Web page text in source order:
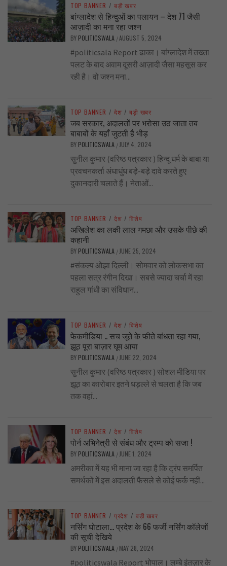
TOP BANNER / बड़ी खबर
बांग्लादेश से हिन्दुओं का पलायन – देश 71 जैसी
आज़ादी का मना रहा जश्न
BY POLITICSWALA /AUGUST 5, 2024
#politicsala Report ढाका। बांग्लादेश में तख्ता
पलट के बाद अवाम दूसरी आज़ादी जैसा महसूस कर
रही है। वो जश्न मना...
TOP BANNER / देश / बड़ी खबर
जब सरकार, अदालतों पर भरोसा उठ जाता तब
बाबाबों के यहाँ जुटती है भीड़
BY POLITICSWALA / JULY 4, 2024
सुनील कुमार (वरिष्ठ पत्रकार ) हिन्दू धर्म के बाबा या
प्रवचनकर्ता अंधाधुंध बड़े-बड़े दावे करते हुए
दुकानदारी चलाते हैं। नेताओं...
TOP BANNER / देश / विशेष
अखिलेश का लकी लाल गमछा और उसके पीछे की
कहानी
BY POLITICSWALA / JUNE 25, 2024
#संकल्प ओझा दिल्ली। सोमवार को लोकसभा का
पहला सत्र रंगीन दिखा। सबसे ज्यादा चर्चा में रहा
राहुल गांधी का संविधान...
TOP BANNER / देश / विशेष
फेकमीडिया .. सच जूते के फीते बांधता रहा गया,
झूठ पूरा बाज़ार घूम आया
BY POLITICSWALA / JUNE 22, 2024
सुनील कुमार (वरिष्ठ पत्रकार ) सोशल मीडिया पर
झूठ का कारोबार इतने धड़ल्ले से चलता है कि जब
तक वहां...
TOP BANNER / देश / विशेष
पोर्न अभिनेत्री से संबंध और ट्रम्प को सजा !
BY POLITICSWALA / JUNE 1, 2024
अमरीका में यह भी माना जा रहा है कि ट्रंप समर्पित
समर्थकों में इस अदालती फैसले से कोई फर्क नहीं...
TOP BANNER / प्रदेश / बड़ी खबर
नर्सिंग घोटाला… प्रदेश के 66 फर्जी नर्सिंग कॉलेजों
की सूची देखिये
BY POLITICSWALA / MAY 28, 2024
#politicswala Report भोपाल। लम्बे इंतज़ार के